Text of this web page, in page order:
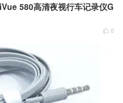
580高清夜视行车记录仪G
 0